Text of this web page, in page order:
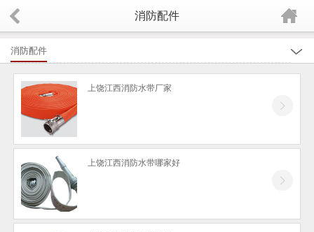
消防配件
消防配件
全部
上饶厨房自动灭火设备
上饶消防维护保养
上饶消防报警系统
上饶消防工程承接、监控安装工程
上饶灭火器、灭火器箱
上饶充装维修
上饶江西消防水带厂家
上饶江西消防水带哪家好